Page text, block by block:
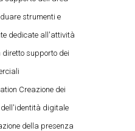
strumenti e
dedicate all'attività
diretto supporto dei
Creazione dei
digitale
della presenza